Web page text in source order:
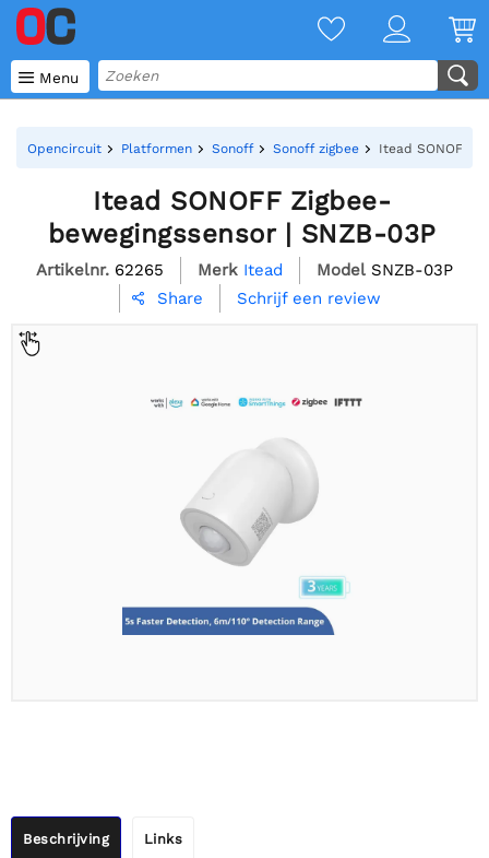
 Menu
Opencircuit Platformen Sonoff Sonoff zigbee Itead SONOFF
Itead SONOFF Zigbee-
bewegingssensor | SNZB-03P
Artikelnr. 62265 Merk Itead Model SNZB-03P
 Share Schrijf een review
Beschrijving Links